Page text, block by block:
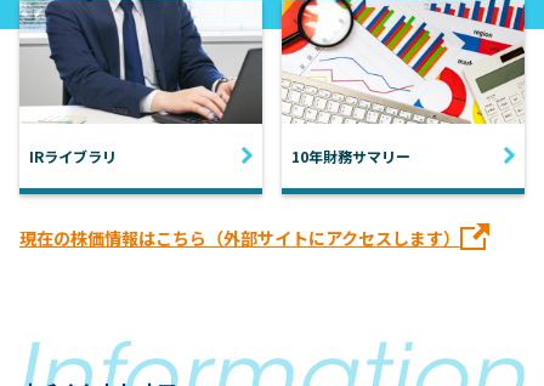
IRライブラリ 10年財務サマリー
現在の株価情報はこちら（外部サイトにアクセスします）